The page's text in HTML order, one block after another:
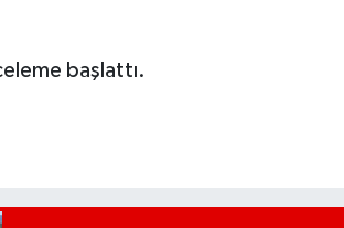
başlattı.